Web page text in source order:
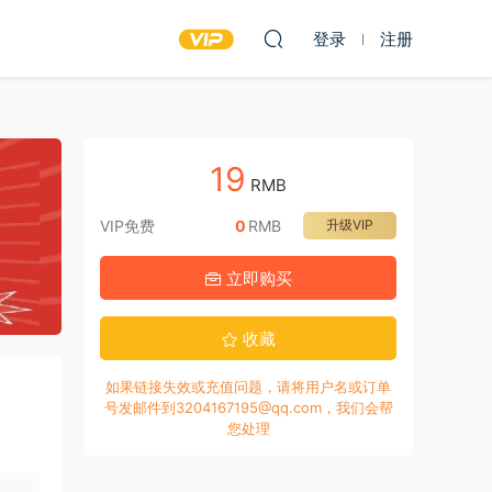
登录 注册
19 RMB
VIP免费 升级VIP
0 RMB
立即购买
收藏
如果链接失效或充值问题，请将用户名或订单
号发邮件到3204167195@qq.com，我们会帮
您处理